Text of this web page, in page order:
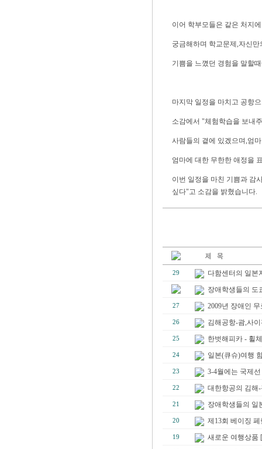
이어 학부모들은 같은 처지
궁금해하며 학교문제,자신
기쁨을 느꼈던 경험을 말할
마지막 일정을 마치고 공항
소감에서 "체험학습을 보내
사람들의 곁에 있겠으며,엄
엄마에 대한 무한한 애정을
이번 일정을 마친 기쁨과 감
싶다"고 소감을 밝혔습니다.
29
다함센터의 일본
장애학생들의 도
27 2009년 장애인
26 김해공항-괌,사
25 한벗해피카 - 휠
24 일본(큐슈)여행
23 3-4월에는 국제
22 대한항공의 김해
21 장애학생들의 일
20 제13회 베이징
19 새로운 여행상품